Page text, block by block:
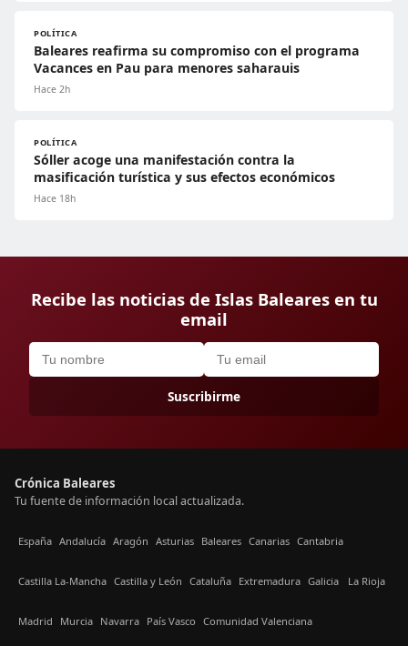
POLÍTICA
Baleares reafirma su compromiso con el programa
Vacances en Pau para menores saharauis
Hace 2h
POLÍTICA
Sóller acoge una manifestación contra la
masificación turística y sus efectos económicos
Hace 18h
Recibe las noticias de Islas Baleares en tu
email
Suscribirme
Crónica Baleares
Tu fuente de información local actualizada.
España Andalucía Aragón Asturias Baleares Canarias Cantabria
Castilla La-Mancha Castilla y León Cataluña Extremadura Galicia La Rioja
Madrid Murcia Navarra País Vasco Comunidad Valenciana